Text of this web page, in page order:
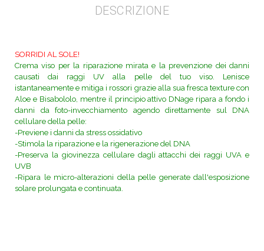
DESCRIZIONE
SORRIDI AL SOLE!
Crema viso per la riparazione mirata e la prevenzione dei danni
causati dai raggi UV alla pelle del tuo viso. Lenisce
istantaneamente e mitiga i rossori grazie alla sua fresca texture con
Aloe e Bisabololo, mentre il principio attivo DNage ripara a fondo i
danni da foto-invecchiamento agendo direttamente sul DNA
cellulare della pelle:
-Previene i danni da stress ossidativo
-Stimola la riparazione e la rigenerazione del DNA
-Preserva la giovinezza cellulare dagli attacchi dei raggi UVA e
UVB
-Ripara le micro-alterazioni della pelle generate dall'esposizione
solare prolungata e continuata.